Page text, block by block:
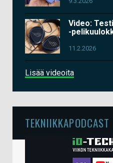
Video:
-
11.2.2026
Lisää videoita
TEKNIIKKAPODCAST